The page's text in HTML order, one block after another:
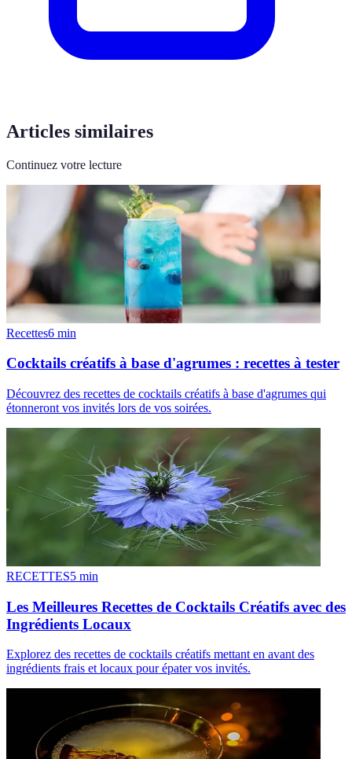
Articles similaires
Continuez votre lecture
Recettes6 min
Cocktails créatifs à base d'agrumes : recettes à tester
Découvrez des recettes de cocktails créatifs à base d'agrumes qui
étonneront vos invités lors de vos soirées.
RECETTES5 min
Les Meilleures Recettes de Cocktails Créatifs avec des
Ingrédients Locaux
Explorez des recettes de cocktails créatifs mettant en avant des
ingrédients frais et locaux pour épater vos invités.